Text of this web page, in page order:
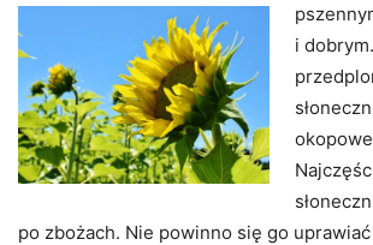
i
po zbożach. Nie powinno się go